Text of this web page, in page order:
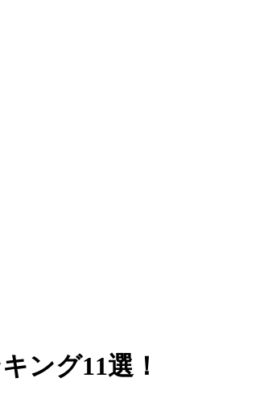
ング11選！